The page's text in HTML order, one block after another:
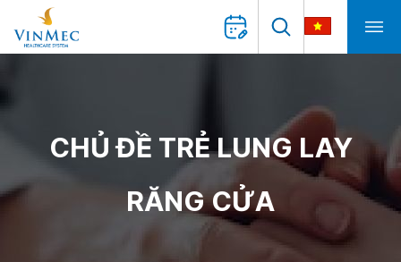
CHỦ ĐỀ TRẺ LUNG LAY
RĂNG CỬA